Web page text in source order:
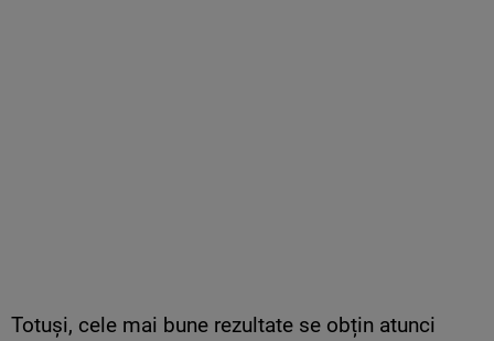
Totuși, cele mai bune rezultate se obțin atunci